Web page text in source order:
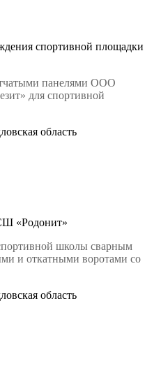
спортивной площадки
панелями ООО
для спортивной
область
«Родонит»
школы сварным
и откатными воротами со
область